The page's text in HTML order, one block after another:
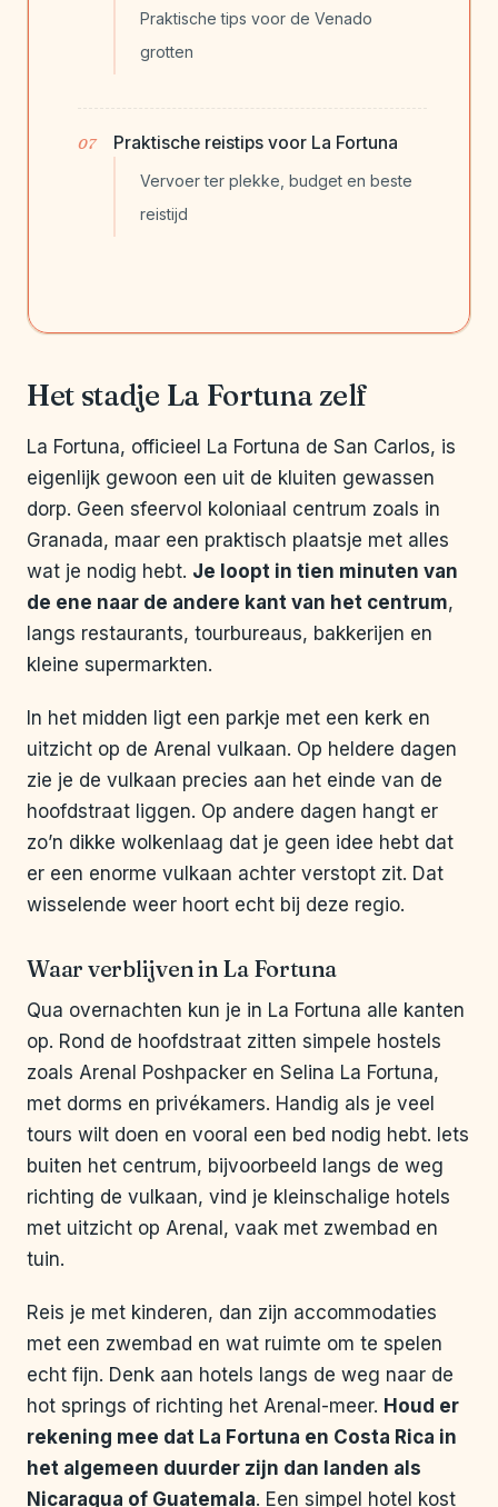
Praktische tips voor de Venado
grotten
Praktische reistips voor La Fortuna
Vervoer ter plekke, budget en beste
reistijd
Het stadje La Fortuna zelf
La Fortuna, officieel La Fortuna de San Carlos, is
eigenlijk gewoon een uit de kluiten gewassen
dorp. Geen sfeervol koloniaal centrum zoals in
Granada, maar een praktisch plaatsje met alles
wat je nodig hebt. Je loopt in tien minuten van
de ene naar de andere kant van het centrum,
langs restaurants, tourbureaus, bakkerijen en
kleine supermarkten.
In het midden ligt een parkje met een kerk en
uitzicht op de Arenal vulkaan. Op heldere dagen
zie je de vulkaan precies aan het einde van de
hoofdstraat liggen. Op andere dagen hangt er
zo’n dikke wolkenlaag dat je geen idee hebt dat
er een enorme vulkaan achter verstopt zit. Dat
wisselende weer hoort echt bij deze regio.
Waar verblijven in La Fortuna
Qua overnachten kun je in La Fortuna alle kanten
op. Rond de hoofdstraat zitten simpele hostels
zoals Arenal Poshpacker en Selina La Fortuna,
met dorms en privékamers. Handig als je veel
tours wilt doen en vooral een bed nodig hebt. Iets
buiten het centrum, bijvoorbeeld langs de weg
richting de vulkaan, vind je kleinschalige hotels
met uitzicht op Arenal, vaak met zwembad en
tuin.
Reis je met kinderen, dan zijn accommodaties
met een zwembad en wat ruimte om te spelen
echt fijn. Denk aan hotels langs de weg naar de
hot springs of richting het Arenal-meer. Houd er
rekening mee dat La Fortuna en Costa Rica in
het algemeen duurder zijn dan landen als
Nicaragua of Guatemala. Een simpel hotel kost